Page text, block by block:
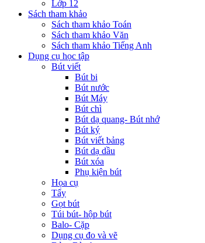
Lớp 12
Sách tham khảo
Sách tham khảo Toán
Sách tham khảo Văn
Sách tham khảo Tiếng Anh
Dụng cụ học tập
Bút viết
Bút bi
Bút nước
Bút Máy
Bút chì
Bút dạ quang- Bút nhớ
Bút ký
Bút viết bảng
Bút dạ dầu
Bút xóa
Phụ kiện bút
Họa cụ
Tẩy
Gọt bút
Túi bút- hộp bút
Balo- Cặp
Dụng cụ đo và vẽ